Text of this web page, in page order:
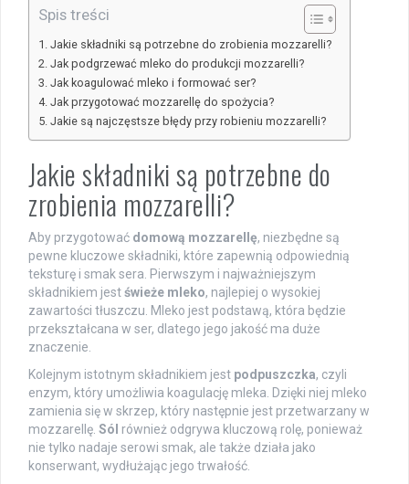
Spis treści
Jakie składniki są potrzebne do zrobienia mozzarelli?
Jak podgrzewać mleko do produkcji mozzarelli?
Jak koagulować mleko i formować ser?
Jak przygotować mozzarellę do spożycia?
Jakie są najczęstsze błędy przy robieniu mozzarelli?
Jakie składniki są potrzebne do
zrobienia mozzarelli?
Aby przygotować domową mozzarellę, niezbędne są
pewne kluczowe składniki, które zapewnią odpowiednią
teksturę i smak sera. Pierwszym i najważniejszym
składnikiem jestświeże mleko, najlepiej o wysokiej
zawartości tłuszczu. Mleko jest podstawą, która będzie
przekształcana w ser, dlatego jego jakość ma duże
znaczenie.
Kolejnym istotnym składnikiem jest podpuszczka, czyli
enzym, który umożliwia koagulację mleka. Dzięki niej mleko
zamienia się w skrzep, który następnie jest przetwarzany w
mozzarellę. Sól również odgrywa kluczową rolę, ponieważ
nie tylko nadaje serowi smak, ale także działa jako
konserwant, wydłużając jego trwałość.